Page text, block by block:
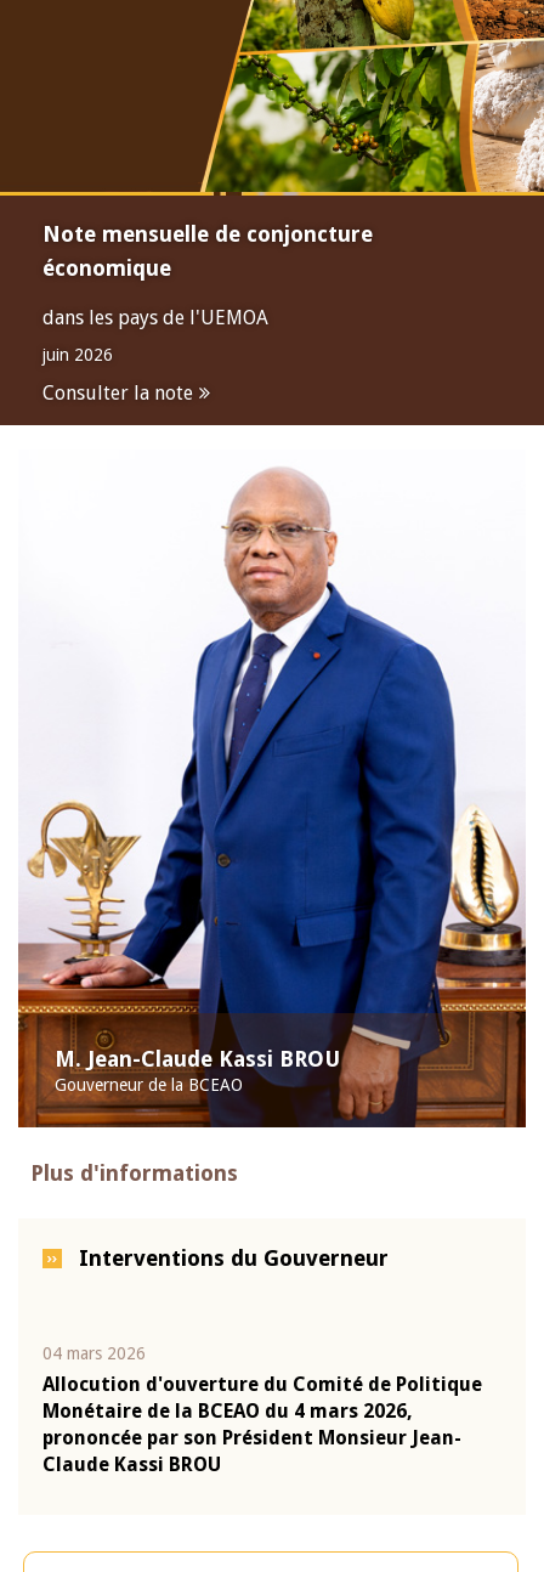
Note mensuelle de conjoncture
économique
dans les pays de l'UEMOA
juin 2026
Consulter la note
M. Jean-Claude Kassi BROU
Gouverneur de la BCEAO
Plus d'informations
Interventions du Gouverneur
04 mars 2026
Allocution d'ouverture du Comité de Politique
Monétaire de la BCEAO du 4 mars 2026,
prononcée par son Président Monsieur Jean-
Claude Kassi BROU